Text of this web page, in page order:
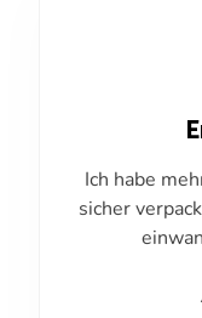
Ich habe
sicher